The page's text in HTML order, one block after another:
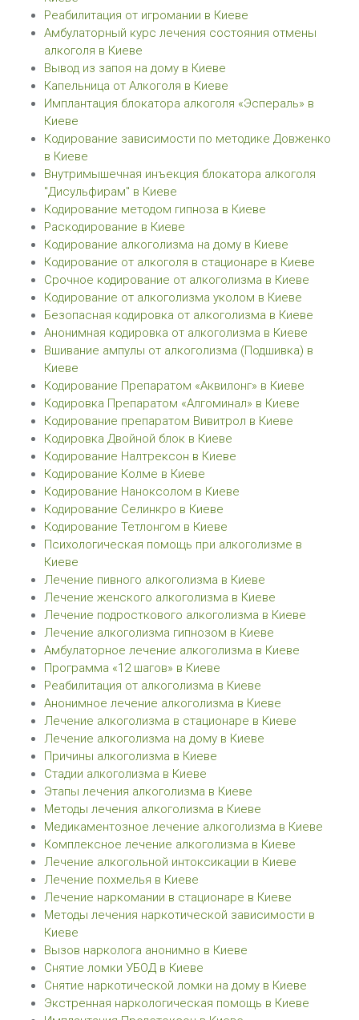
Реабилитация от игромании в Киеве
Амбулаторный курс лечения состояния отмены
алкоголя в Киеве
Вывод из запоя на дому в Киеве
Капельница от Алкоголя в Киеве
Имплантация блокатора алкоголя «Эспераль» в
Киеве
Кодирование зависимости по методике Довженко
в Киеве
Внутримышечная инъекция блокатора алкоголя
"Дисульфирам" в Киеве
Кодирование методом гипноза в Киеве
Раскодирование в Киеве
Кодирование алкоголизма на дому в Киеве
Кодирование от алкоголя в стационаре в Киеве
Срочное кодирование от алкоголизма в Киеве
Кодирование от алкоголизма уколом в Киеве
Безопасная кодировка от алкоголизма в Киеве
Анонимная кодировка от алкоголизма в Киеве
Вшивание ампулы от алкоголизма (Подшивка) в
Киеве
Кодирование Препаратом «Аквилонг» в Киеве
Кодировка Препаратом «Алгоминал» в Киеве
Кодирование препаратом Вивитрол в Киеве
Кодировка Двойной блок в Киеве
Кодирование Налтрексон в Киеве
Кодирование Колме в Киеве
Кодирование Наноксолом в Киеве
Кодирование Селинкро в Киеве
Кодирование Тетлонгом в Киеве
Психологическая помощь при алкоголизме в
Киеве
Лечение пивного алкоголизма в Киеве
Лечение женского алкоголизма в Киеве
Лечение подросткового алкоголизма в Киеве
Лечение алкоголизма гипнозом в Киеве
Амбулаторное лечение алкоголизма в Киеве
Программа «12 шагов» в Киеве
Реабилитация от алкоголизма в Киеве
Анонимное лечение алкоголизма в Киеве
Лечение алкоголизма в стационаре в Киеве
Лечение алкоголизма на дому в Киеве
Причины алкоголизма в Киеве
Стадии алкоголизма в Киеве
Этапы лечения алкоголизма в Киеве
Методы лечения алкоголизма в Киеве
Медикаментозное лечение алкоголизма в Киеве
Комплексное лечение алкоголизма в Киеве
Лечение алкогольной интоксикации в Киеве
Лечение похмелья в Киеве
Лечение наркомании в стационаре в Киеве
Методы лечения наркотической зависимости в
Киеве
Вызов нарколога анонимно в Киеве
Снятие ломки УБОД в Киеве
Снятие наркотической ломки на дому в Киеве
Экстренная наркологическая помощь в Киеве